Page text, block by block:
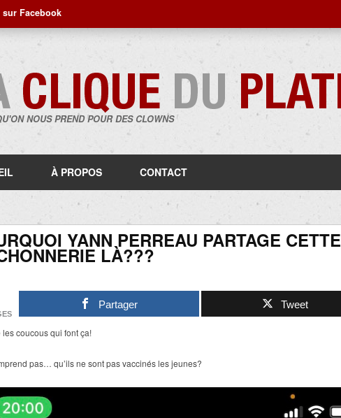
sur Facebook
NOUS PREND POUR DES CLOWNS
au
À PROPOS CONTACT
YANN PERREAU PARTAGE CETTE
LÀ???
Partager Tweet
les coucous qui font ça!
pas… qu’ils ne sont pas vaccinés les jeunes?